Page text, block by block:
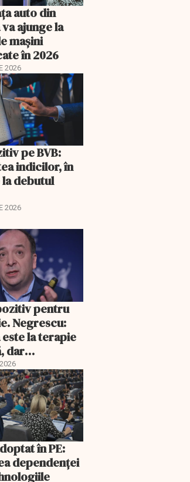
auto din
ajunge la
mașini
în 2026
2026
pe BVB:
indicilor, în
debutul
2026
pentru
Negrescu:
la terapie
dar
începe să
în PE:
dependenței